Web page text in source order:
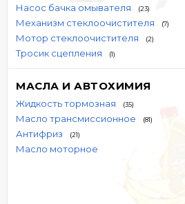
Насос бачка омывателя (23)
Механизм стеклоочистителя (7)
Мотор стеклоочистителя (2)
Тросик сцепления (1)
МАСЛА И АВТОХИМИЯ
Жидкость тормозная (35)
Масло трансмиссионное (81)
Антифриз (21)
Масло моторное